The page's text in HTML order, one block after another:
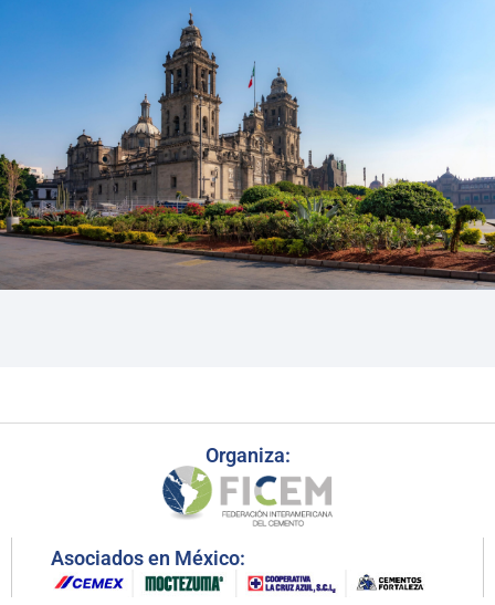
Organiza:
Asociados en México: